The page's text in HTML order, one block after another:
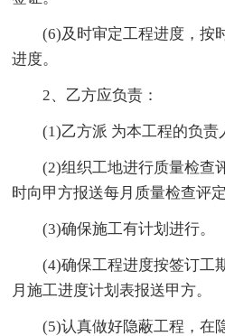
(6)及时审定工程进度，按
进度。
2、乙方应负责：
(1)乙方派 为本工程的负责
(2)组织工地进行质量检查
时向甲方报送每月质量检查评定
(3)确保施工有计划进行。
(4)确保工程进度按签订工
月施工进度计划表报送甲方。
(5)认真做好隐蔽工程，在